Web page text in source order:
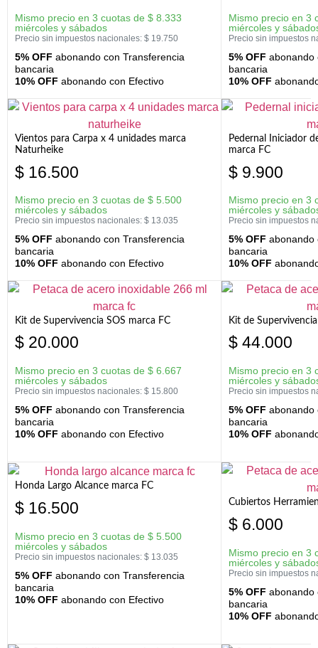
Mismo precio en 3 cuotas de $ 8.333
miércoles y sábados
Precio sin impuestos nacionales: $ 19.750
5% OFF abonando con Transferencia
bancaria
10% OFF abonando con Efectivo
Mismo precio en 3
miércoles y
Precio sin impuestos
5% OFF abonando
bancaria
10% OFF
Vientos para Carpa x 4 unidades marca
Naturheike
$ 16.500
Mismo precio en 3 cuotas de $ 5.500
miércoles y sábados
Precio sin impuestos nacionales: $ 13.035
5% OFF abonando con Transferencia
bancaria
10% OFF abonando con Efectivo
Pedernal Iniciador
marca FC
$ 9.900
Mismo precio en 3
miércoles y
Precio sin impuestos
5% OFF abonando
bancaria
10% OFF
Kit de Supervivencia SOS marca FC
$ 20.000
Mismo precio en 3 cuotas de $ 6.667
miércoles y sábados
Precio sin impuestos nacionales: $ 15.800
5% OFF abonando con Transferencia
bancaria
10% OFF abonando con Efectivo
Kit de
$ 44.000
Mismo precio en 3
miércoles y
Precio sin impuestos
5% OFF abonando
bancaria
10% OFF
Honda Largo Alcance marca FC
$ 16.500
Mismo precio en 3 cuotas de $ 5.500
miércoles y sábados
Precio sin impuestos nacionales: $ 13.035
5% OFF abonando con Transferencia
bancaria
10% OFF abonando con Efectivo
Cubiertos
$ 6.000
Mismo precio en 3
miércoles y
Precio sin impuestos
5% OFF abonando
bancaria
10% OFF